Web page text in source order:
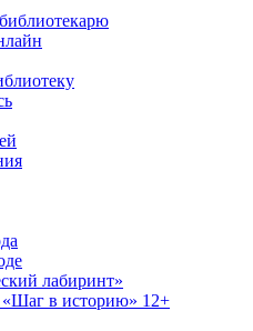
лабиринт»
«Шаг в историю» 12+